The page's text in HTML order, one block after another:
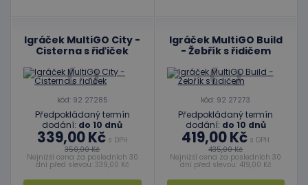
Igráček MultiGO City -
Cisterna s řiďiček
kód: 92 27285
Předpokládaný termín
dodání: do 10 dnů
339,00 Kčs DPH
350,00 Kč
Nejnižší cena za posledních 30
dní před slevou: 339,00 Kč
Igráček MultiGO Build
- Žebřík s řidičem
kód: 92 27273
Předpokládaný termín
dodání: do 10 dnů
419,00 Kč s DPH
435,00 Kč
Nejnižší cena za posledních 30
dní před slevou: 419,00 Kč